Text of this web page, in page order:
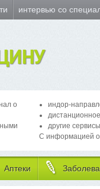
интервью со
о
индор-
другие
С информацией о
Аптеки